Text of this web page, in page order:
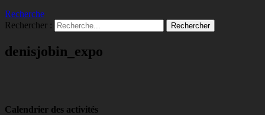
Recherche
Rechercher :
denisjobin_expo
Calendrier des activités